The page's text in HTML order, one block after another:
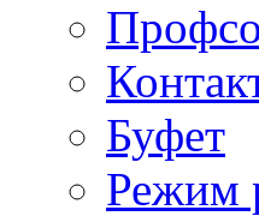
Буфет
Режим